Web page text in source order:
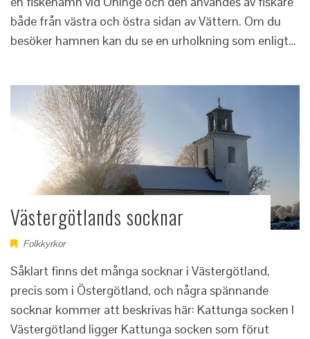
både från västra och östra sidan av Vättern. Om du
besöker hamnen kan du se en urholkning som enligt…
Västergötlands socknar
Folkkyrkor
Såklart finns det många socknar i Västergötland,
precis som i Östergötland, och några spännande
socknar kommer att beskrivas här: Kattunga socken I
Västergötland ligger Kattunga socken som förut